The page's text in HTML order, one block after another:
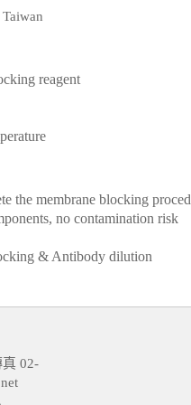
reagent
the membrane blocking
no contamination risk
& Antibody dilution
真 02-